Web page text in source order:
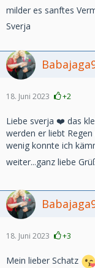
milder es sanftes
Sverja
18. Juni 2023 +2
Liebe sverja ❤️ das
werden er liebt
wenig konnte ich
weiter...ganz liebe
18. Juni 2023 +3
Mein lieber Schatz